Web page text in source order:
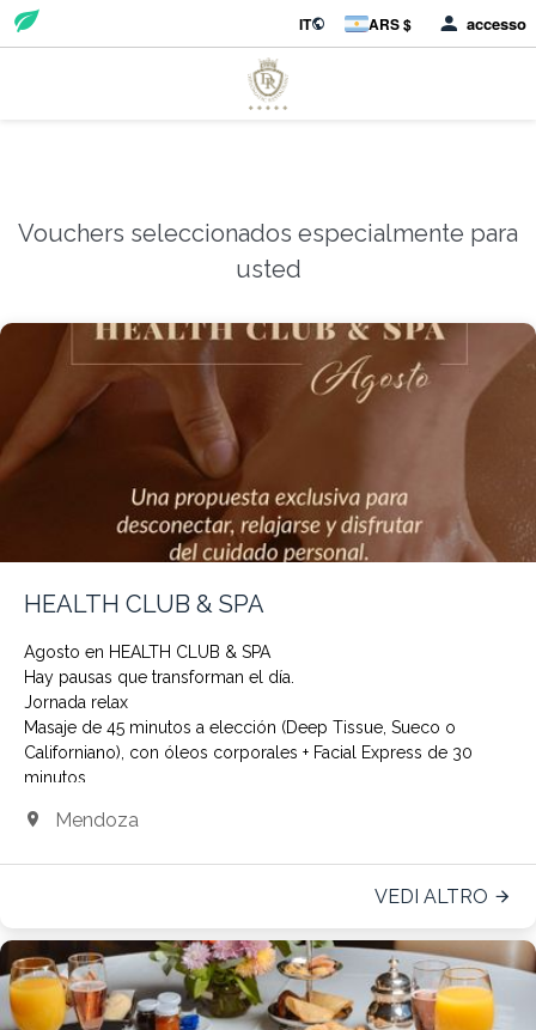
IT ARS $ accesso
Vouchers seleccionados especialmente para
usted
HEALTH CLUB & SPA
Agosto en HEALTH CLUB & SPA
Hay pausas que transforman el día.
Jornada relax
Masaje de 45 minutos a elección (Deep Tissue, Sueco o
Californiano), con óleos corporales + Facial Express de 30
minutos.
Elija compartir un momento especial
Reservas : +5492615194284
spa@diplomatihotel.com.ar
Mendoza
VEDI ALTRO